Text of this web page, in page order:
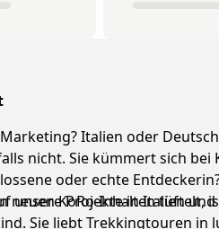
Italien oder
nicht. Sie kümmert sich
oder echte
KoRo-Inhalten tüftelt,
Sie liebt Trekkingtouren
unsere Projekte in Italien